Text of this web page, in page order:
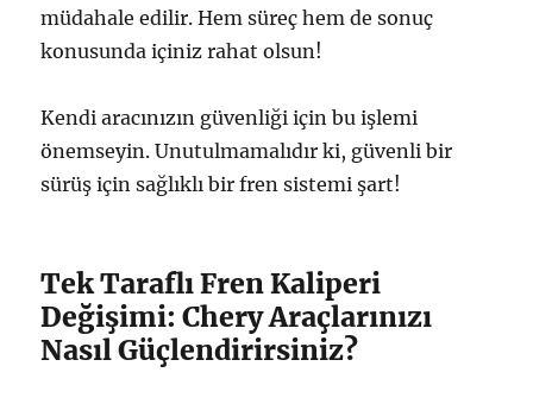
müdahale edilir. Hem süreç hem de sonuç
konusunda içiniz rahat olsun!
Kendi aracınızın güvenliği için bu işlemi
önemseyin. Unutulmamalıdır ki, güvenli bir
sürüş için sağlıklı bir fren sistemi şart!
Tek Taraflı Fren Kaliperi
Değişimi: Chery Araçlarınızı
Nasıl Güçlendirirsiniz?